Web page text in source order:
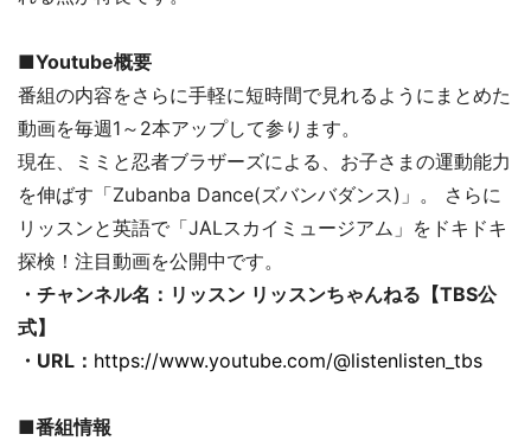
■Youtube概要
番組の内容をさらに手軽に短時間で見れるようにまとめた
動画を毎週1～2本アップして参ります。
現在、ミミと忍者ブラザーズによる、お子さまの運動能力
を伸ばす「Zubanba Dance(ズバンバダンス)」。 さらに
リッスンと英語で「JALスカイミュージアム」をドキドキ
探検！注目動画を公開中です。
・チャンネル名：リッスン リッスンちゃんねる【TBS公
式】
・URL： https://www.youtube.com/@listenlisten_tbs
■番組情報